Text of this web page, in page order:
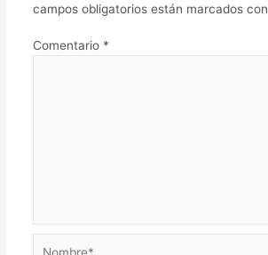
campos obligatorios están marcados con
Comentario *